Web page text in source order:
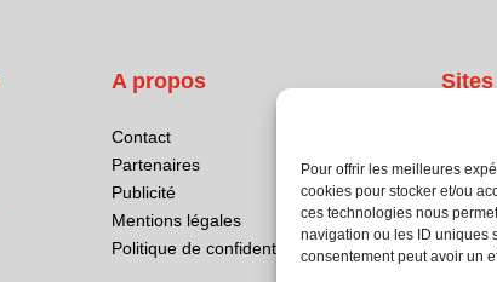
Pour offrir les meilleures
cookies pour stocker et/ou
ces technologies nous
navigation ou les ID uniques
consentement peut avoir un
A propos
Contact
Partenaires
Publicité
Mentions légales
Politique de confidentialité
Atrium